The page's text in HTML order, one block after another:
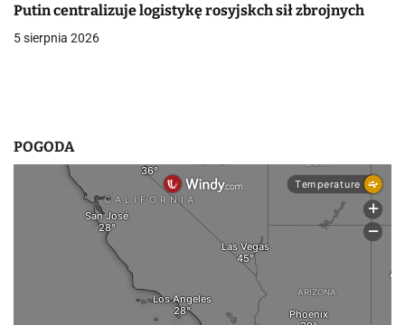
p
i
Putin centralizuje logistykę rosyjskch sił zbrojnych
5 sierpnia 2026
POGODA